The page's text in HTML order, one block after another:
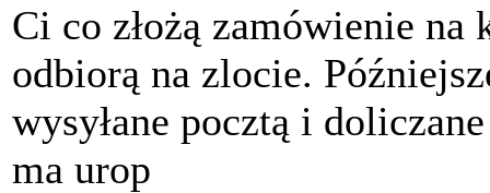
Ci co złożą zamówienie
odbiorą na zlocie.
wysyłane pocztą i
ma urop